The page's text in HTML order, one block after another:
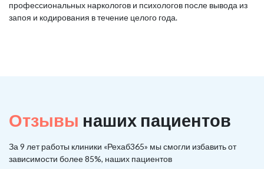
профессиональных наркологов и психологов после вывода из
запоя и кодирования в течение целого года.
Отзывы наших пациентов
За 9 лет работы клиники «Рехаб365» мы смогли избавить от
зависимости более 85%, наших пациентов